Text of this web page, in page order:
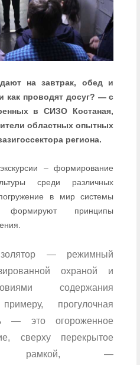
на завтрак, обед и
как проводят досуг? — с
в СИЗО Костаная,
областных опытных
региона.
– формирование
среди различных
в мир системы
формируют принципы
— режимный
охраной и
содержания
прогулочная
— это огороженное
сверху перекрытое
рамкой, —